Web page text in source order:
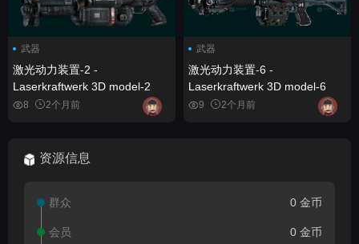
武器
激光动力装置-2 -
Laserkraftwerk 3D model-2
8 2个月前
武器
激光动力装置-6 -
Laserkraftwerk 3D model-6
9 2个月前
资源信息
群众 0 金币
会员 0 金币